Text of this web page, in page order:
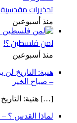
تحذيرات
منذ أسبوعين
لمن فلسطين ؟!
منذ أسبوعين
هنية: التاريخ
– صباح الخير
[…] هنية:
لماذا القدس ؟